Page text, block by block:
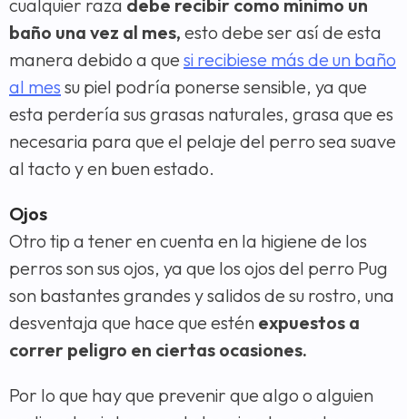
cualquier raza debe recibir como mínimo un
baño una vez al mes, esto debe ser así de esta
manera debido a que si recibiese más de un baño
al mes su piel podría ponerse sensible, ya que
esta perdería sus grasas naturales, grasa que es
necesaria para que el pelaje del perro sea suave
al tacto y en buen estado.
Ojos
Otro tip a tener en cuenta en la higiene de los
perros son sus ojos, ya que los ojos del perro Pug
son bastantes grandes y salidos de su rostro, una
desventaja que hace que estén expuestos a
correr peligro en ciertas ocasiones.
Por lo que hay que prevenir que algo o alguien